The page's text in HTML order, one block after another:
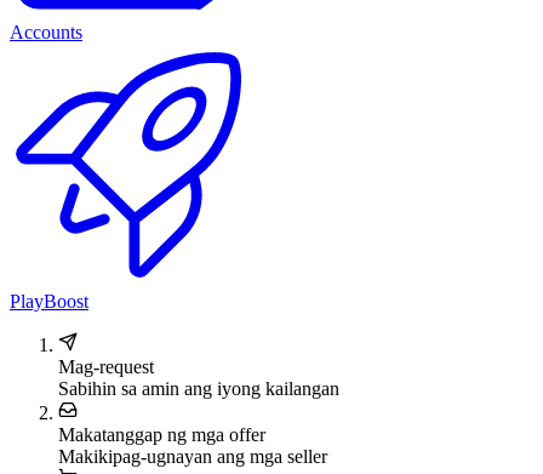
Accounts
PlayBoost
Mag-request
Sabihin sa amin ang iyong kailangan
Makatanggap ng mga offer
Makikipag-ugnayan ang mga seller